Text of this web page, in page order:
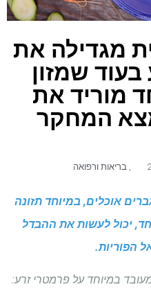
מגדילה את
שמזון
מוריד את
המחקר
בריאות ורפואה
אוכלים, במיוחד תזונה
יכול לעשות את ההבדל
הפוריות.
מעובד במיוחד על פרמטרי זרע: